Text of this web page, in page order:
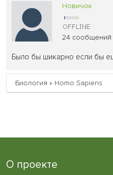
Новичок
24 сообщений
Было бы шикарно если бы
О проекте